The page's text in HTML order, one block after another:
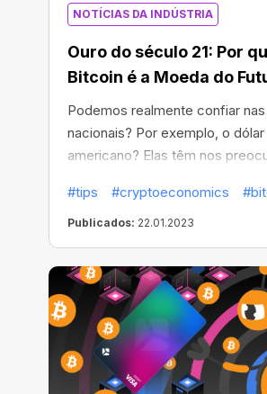
NOTÍCIAS DA INDÚSTRIA
Ouro do século 21: Por
Bitcoin é a Moeda do
Podemos realmente confiar
nacionais? Por exemplo, o dólar
americano? Elas têm nos
as flutuações do mercado e as
econômicas globais nos últimos
taxa de inflação do dólar
2022 ultrapassou a máxima
anos e atingiu 7,9%.
#tips #cryptoeconomics
Publicados: 22.01.2023